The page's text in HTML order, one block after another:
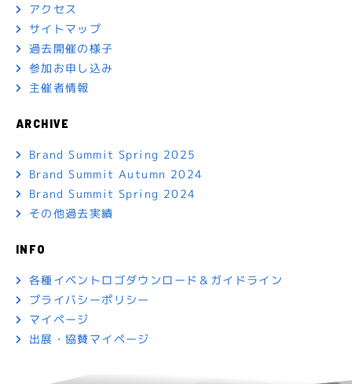
アクセス
サイトマップ
過去開催の様子
参加お申し込み
主催者情報
ARCHIVE
Brand Summit Spring 2025
Brand Summit Autumn 2024
Brand Summit Spring 2024
その他過去実績
INFO
各種イベントロゴダウンロード＆ガイドライン
プライバシーポリシー
マイページ
出展・協賛マイページ